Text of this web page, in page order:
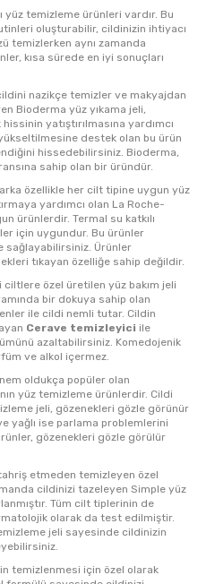
yüz temizleme ürünleri vardır. Bu
oluşturabilir, cildinizin ihtiyacı
temizlerken aynı zamanda
kısa sürede en iyi sonuçları
nazikçe temizler ve makyajdan
Bioderma yüz yıkama jeli,
yatıştırılmasına yardımcı
destek olan bu ürün
hissedebilirsiniz. Bioderma,
sahip olan bir üründür.
özellikle her cilt tipine uygun yüz
yardımcı olan La Roche-
ürünlerdir. Termal su katkılı
için uygundur. Bu ürünler
sağlayabilirsiniz. Ürünler
tıkayan özelliğe sahip değildir.
ciltlere özel üretilen yüz bakım jeli
bir dokuya sahip olan
ile cildi nemli tutar. Cildin
Cerave temizleyici ile
azaltabilirsiniz. Komedojenik
ve alkol içermez.
oldukça popüler olan
yüz temizleme ürünlerdir. Cildi
jeli, gözenekleri gözle görünür
yağlı ise parlama problemlerini
gözenekleri gözle görülür
etmeden temizleyen özel
cildinizi tazeleyen Simple yüz
Tüm cilt tiplerinin de
olarak da test edilmiştir.
jeli sayesinde cildinizin
temizlenmesi için özel olarak